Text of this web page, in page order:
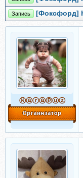
Запись [Фоксфорд]
Ⓚⓐⓡⓐⓟⓤⓩ